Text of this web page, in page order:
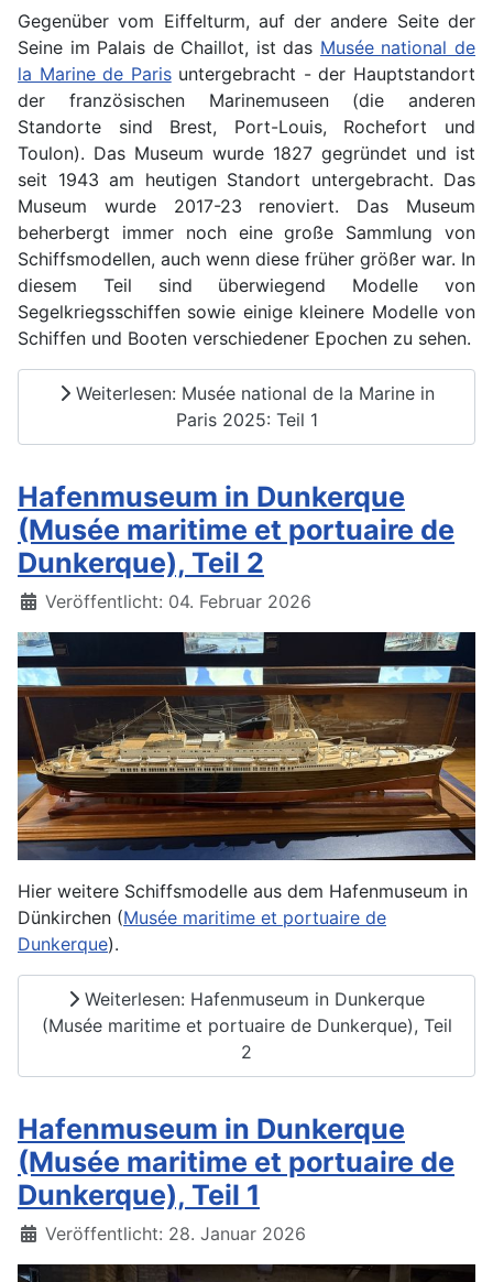
Gegenüber vom Eiffelturm, auf der andere Seite der
Seine im Palais de Chaillot, ist das Musée national de
la Marine de Parisuntergebracht - der Hauptstandort
der französischen Marinemuseen (die anderen
Standorte sind Brest, Port-Louis, Rochefort und
Toulon). Das Museum wurde 1827 gegründet und ist
seit 1943 am heutigen Standort untergebracht. Das
Museum wurde 2017-23 renoviert. Das Museum
beherbergt immer noch eine große Sammlung von
Schiffsmodellen, auch wenn diese früher größer war. In
diesem Teil sind überwiegend Modelle von
Segelkriegsschiffen sowie einige kleinere Modelle von
Schiffen und Booten verschiedener Epochen zu sehen.
Weiterlesen: Musée national de la Marine in
Paris 2025: Teil 1
Hafenmuseum in Dunkerque
(Musée maritime et portuaire de
Dunkerque), Teil 2
Details
Veröffentlicht: 04. Februar 2026
Hier weitere Schiffsmodelle aus dem Hafenmuseum in
Dünkirchen (Musée maritime et portuaire de
Dunkerque).
Weiterlesen: Hafenmuseum in Dunkerque
(Musée maritime et portuaire de Dunkerque), Teil
2
Hafenmuseum in Dunkerque
(Musée maritime et portuaire de
Dunkerque), Teil 1
Details
Veröffentlicht: 28. Januar 2026